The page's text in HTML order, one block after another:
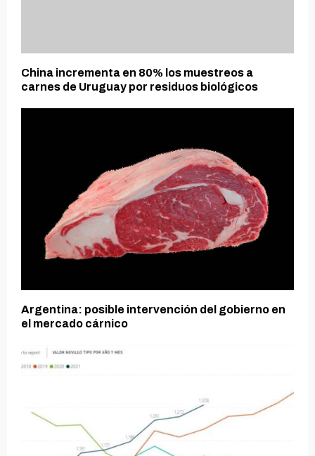
China incrementa en 80% los muestreos a
carnes de Uruguay por residuos biológicos
Argentina: posible intervención del gobierno en
el mercado cárnico